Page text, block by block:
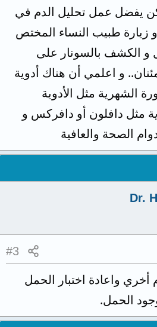
يفضل عمل تحليل الدم في
زيارة طبيب النساء المختص
و الكشف بالسونار على
و اعلمي أن هناك أدوية
الشهرية مثل الأدوية
مثل دافلون أو دافركس و
الصحة والعافية
Dr.
#3
واعادة اختبار الحمل
الحمل.